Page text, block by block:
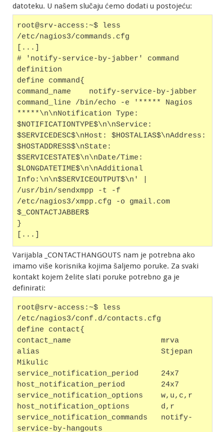
datoteku. U našem slučaju ćemo dodati u postojeću:
root@srv-access:~$ less
/etc/nagios3/commands.cfg
[...]
# 'notify-service-by-jabber' command
definition
define command{
command_name    notify-service-by-jabber
command_line /bin/echo -e '***** Nagios
*****\n\nNotification Type:
$NOTIFICATIONTYPE$\n\nService:
$SERVICEDESC$\nHost: $HOSTALIAS$\nAddress:
$HOSTADDRESS$\nState:
$SERVICESTATE$\n\nDate/Time:
$LONGDATETIME$\n\nAdditional
Info:\n\n$SERVICEOUTPUT$\n' |
/usr/bin/sendxmpp -t -f
/etc/nagios3/xmpp.cfg -o gmail.com
$_CONTACTJABBER$
}
[...]
Varijabla _CONTACTHANGOUTS nam je potrebna ako
imamo više korisnika kojima šaljemo poruke. Za svaki
kontakt kojem želite slati poruke potrebno ga je
definirati:
root@srv-access:~$ less
/etc/nagios3/conf.d/contacts.cfg
define contact{
contact_name                    mrva
alias                           Stjepan
Mikulic
service_notification_period     24x7
host_notification_period        24x7
service_notification_options    w,u,c,r
host_notification_options       d,r
service_notification_commands   notify-
service-by-hangouts